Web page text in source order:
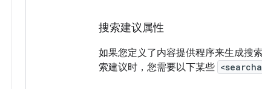
搜索建议属性
如果您定义了内容提供程序来生成搜
索建议时，您需要以下某些